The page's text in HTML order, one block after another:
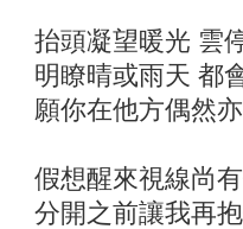
抬頭凝望暖光 雲
明瞭晴或雨天 都
願你在他方偶然
假想醒來視線尚
分開之前讓我再